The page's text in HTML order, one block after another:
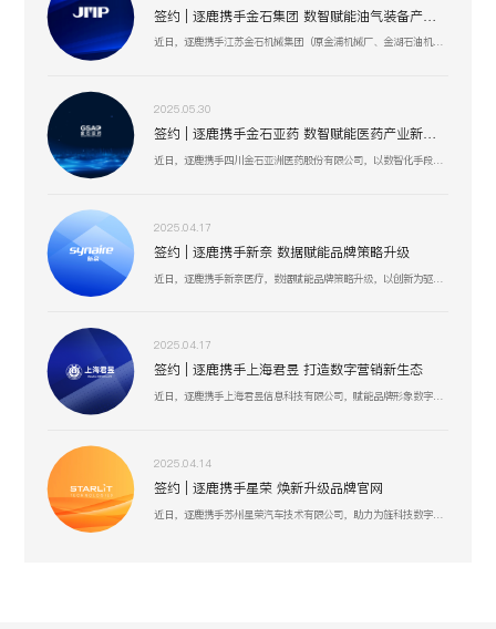
签约 | 逐鹿携手金石集团 数智赋能油气装备产业升级
近日，逐鹿携手江苏金石机械集团（原金浦机械厂、金湖石油机械有限公司 ），以数智化技术为引擎，聚焦油气装备产业创新升级，助力金石集团在研发、生产、服务全流程提效，驱动高压油气井口装备等业务开启数智化增长新篇 。
2025.05.30
签约 | 逐鹿携手金石亚药 数智赋能医药产业新增长
近日，逐鹿携手四川金石亚洲医药股份有限公司，以数智化手段赋能医药产业升级，聚焦创新驱动与价值深挖，助力金石亚药在医药健康、新材料及机械设备等业务板块，开启高效增长、精准运营的全新阶段 。
2025.04.17
签约 | 逐鹿携手新奈 数据赋能品牌策略升级
2025.04.17
签约 | 逐鹿携手上海君昱 打造数字营销新生态
近日，逐鹿携手上海君昱信息科技有限公司，赋能品牌形象数字化，以全新的互联网形象为品牌营销赋能。
2025.04.14
签约 | 逐鹿携手星荣 焕新升级品牌官网
近日，逐鹿携手苏州星荣汽车技术有限公司，助力为旌科技数字化官网平台全面升级，赋能品牌形象数字化，以全新形象为品牌营销赋能。